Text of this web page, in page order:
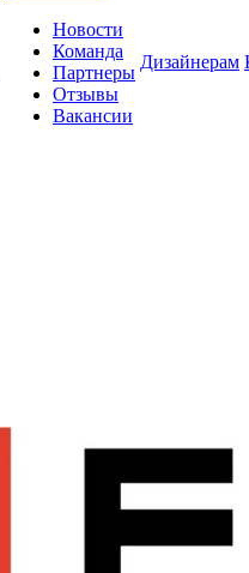
Новости
Команда
Партнеры
Отзывы
Вакансии
Дизайнерам